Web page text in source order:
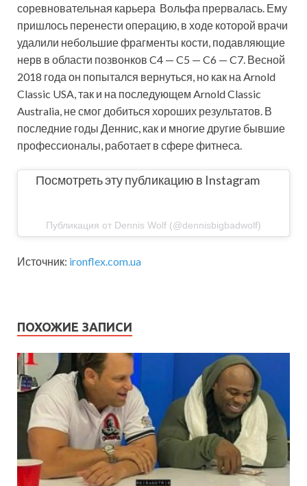
соревновательная карьера Вольфа прервалась. Ему
пришлось перенести операцию, в ходе которой врачи
удалили небольшие фрагменты кости, подавляющие
нерв в области позвонков C4 — C5 — C6 — C7. Весной
2018 года он попытался вернуться, но как на Arnold
Classic USA, так и на последующем Arnold Classic
Australia, не смог добиться хороших результатов. В
последние годы Деннис, как и многие другие бывшие
профессионалы, работает в сфере фитнеса.
Посмотреть эту публикацию в Instagram
Публикация от Dennis Wolf (@dennisbigbadwolf)
Источник: ironflex.com.ua
ПОХОЖИЕ ЗАПИСИ